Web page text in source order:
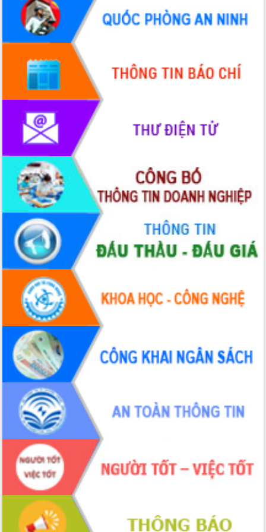
Hội nghị Báo cáo viên Trung ương
tháng 01/2026
Phó Thủ tướng Hồ Quốc Dũng đánh giá
cao kết quả Chiến dịch Quang Trung
tại Đắk Lắk
Hội nghị Ban Chấp hành Đảng bộ tỉnh
Đắk Lắk lần thứ 2 (mở rộng)
Tập trung giải phóng mặt bằng, đẩy
nhanh tiến độ Tuyến đường bộ ven
Gỡ khó, khởi công xây dựng, sửa chữa
toàn bộ nhà ở cho hộ dân đúng tiến độ
đề ra
UBND tỉnh Đắk Lắk tổng kết công tác
quốc phòng, quân sự địa phương năm
Tập trung triển khai quyết liệt, đồng bộ
các giải pháp nhằm thực hiện hiệu quả
các nhiệm vụ đề ra năm 2025
Phát huy vai trò của người có uy tín
trong phòng chống tảo hôn và hôn
nhân cận huyết thống
Nông sản Tây Nguyên thu hút doanh
nghiệp nước ngoài
Đắk Lắk định vị thương hiệu du lịch
“Biển – Rừng – Cà phê” trong không
gian phát triển mới
Hội nghị chia sẻ kinh nghiệm, chuyển
giao kỹ thuật y tế, định hướng phát
triển chuyên sâu đến 2030
Chuyển đổi số mở ra không gian phát
triển trong lĩnh vực văn hóa, du lịch
Công bố quyết định của Ban Thường
vụ Tỉnh ủy về công tác cán bộ.
Thủ tướng Phạm Minh Chính: Khẩn
trương tái thiết cuộc sống người dân
sau thiên tai
Tập trung nâng cao chất lượng, tổ
chức sản xuất sầu riêng theo hướng
bền vững